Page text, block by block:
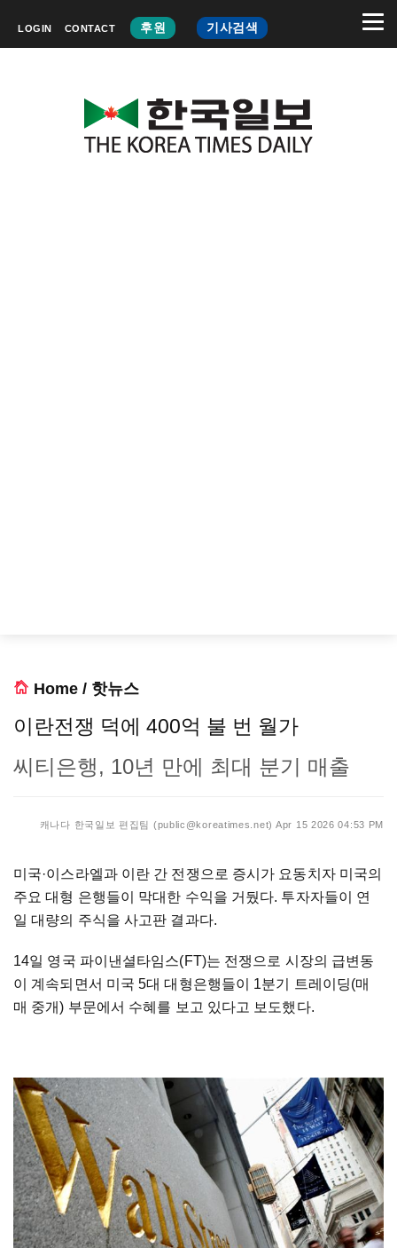
LOGIN CONTACT 후원 기사검색
Home / 핫뉴스
이란전쟁 덕에 400억 불 번 월가
씨티은행, 10년 만에 최대 분기 매출
캐나다 한국일보 편집팀 (public@koreatimes.net) Apr 15 2026 04:53 PM
미국·이스라엘과 이란 간 전쟁으로 증시가 요동치자 미국의
주요 대형 은행들이 막대한 수익을 거뒀다. 투자자들이 연
일 대량의 주식을 사고판 결과다.
14일 영국 파이낸셜타임스(FT)는 전쟁으로 시장의 급변동
이 계속되면서 미국 5대 대형은행들이 1분기 트레이딩(매
매 중개) 부문에서 수혜를 보고 있다고 보도했다.